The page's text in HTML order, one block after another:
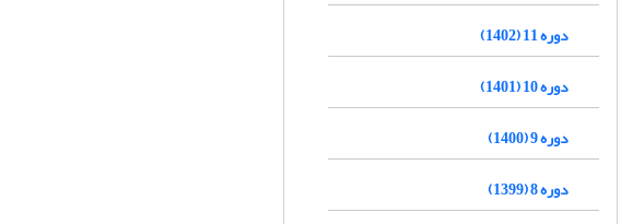
دوره 11 (1402)
دوره 10 (1401)
دوره 9 (1400)
دوره 8 (1399)